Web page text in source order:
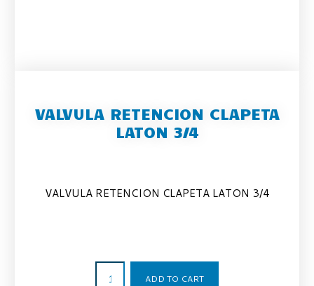
VALVULA RETENCION CLAPETA
LATON 3/4
VALVULA RETENCION CLAPETA LATON 3/4
ADD TO CART